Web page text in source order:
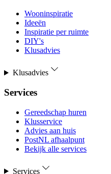
Wooninspiratie
Ideeën
Inspiratie per ruimte
DIY's
Klusadvies
Klusadvies
Services
Gereedschap huren
Klusservice
Advies aan huis
PostNL afhaalpunt
Bekijk alle services
Services